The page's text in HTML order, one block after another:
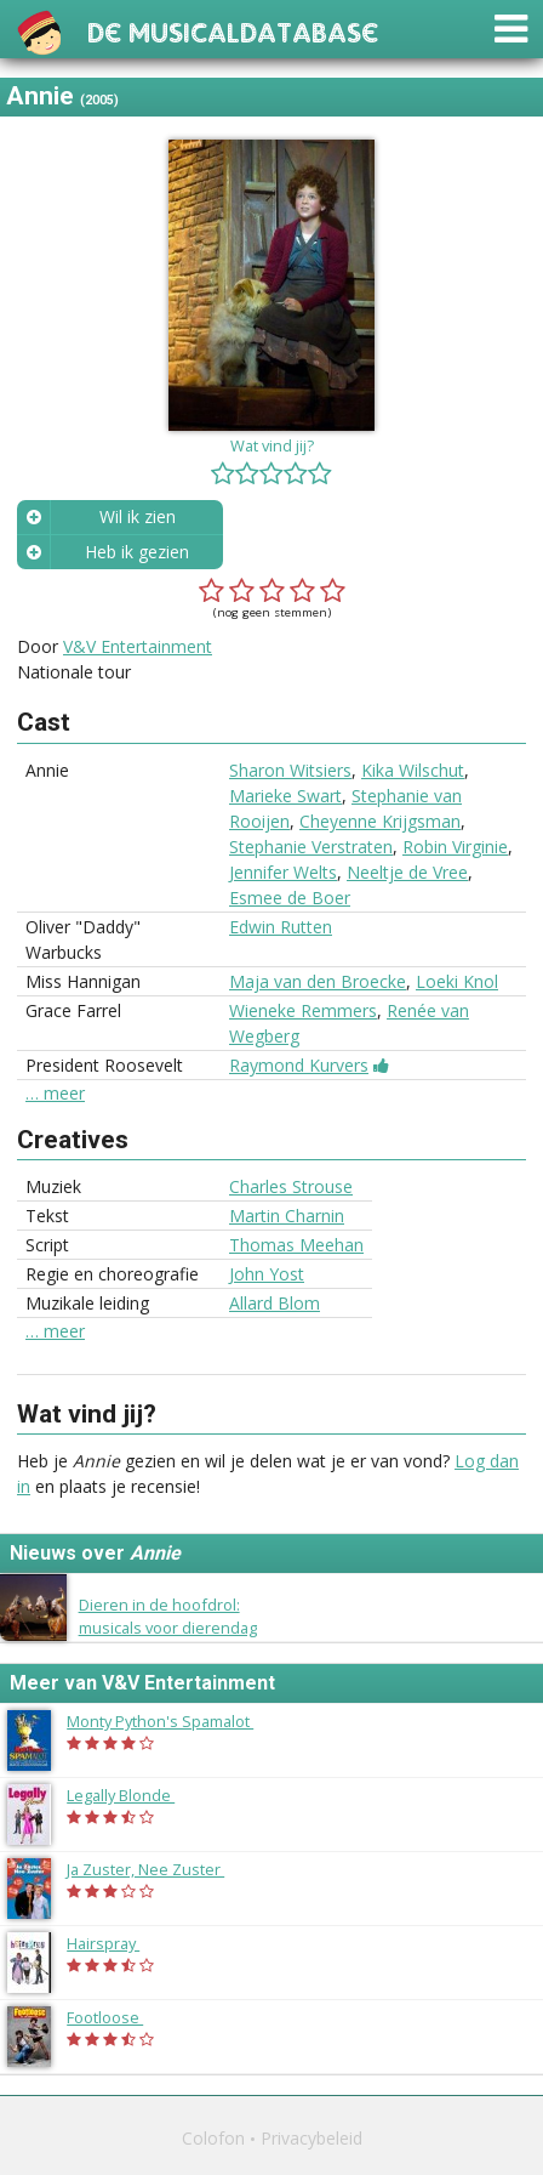
De Musicaldatabase
Annie(2005)
Wat vind jij?
Wil ik zien
Heb ik gezien
(nog geen stemmen)
Door V&V Entertainment
Nationale tour
Cast
Annie Sharon Witsiers, Kika Wilschut,
Marieke Swart, Stephanie van
Rooijen, Cheyenne Krijgsman,
Stephanie Verstraten, Robin Virginie,
Jennifer Welts, Neeltje de Vree,
Esmee de Boer
Oliver "Daddy"
Warbucks
Edwin Rutten
Miss Hannigan Maja van den Broecke, Loeki Knol
Grace Farrel
Wieneke Remmers, Renée van
Wegberg
President Roosevelt
Raymond Kurvers
… meer
Creatives
Muziek
Charles Strouse
Tekst
Martin Charnin
Script
Thomas Meehan
Regie en choreografie
John Yost
Muzikale leiding
Allard Blom
… meer
Wat vind jij?
Heb je Anniegezien en wil je delen wat je er van vond? Log dan
in en plaats je recensie!
Nieuws over Annie
Dieren in de hoofdrol:
musicals voor dierendag
Meer van V&V Entertainment
Monty Python's Spamalot
Legally Blonde
Ja Zuster, Nee Zuster
Hairspray
Footloose
Colofon Privacybeleid